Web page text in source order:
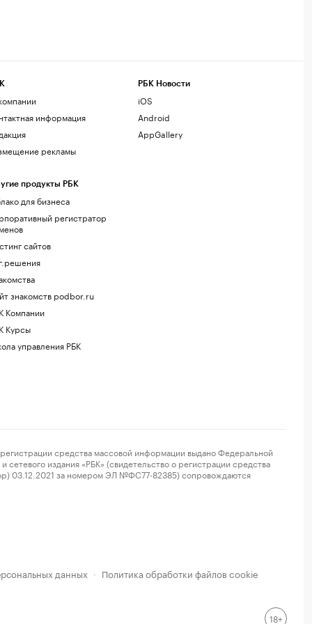
информация
рекламы
продукты РБК
для бизнеса
регистратор
сайтов
знакомств podbor.ru
Компании
Курсы
управления РБК
РБК Новости
iOS
Android
AppGallery
средства массовой информации выдано Федеральной
издания «РБК» (свидетельство о регистрации средства
03.12.2021 за номером ЭЛ №ФС77-82385) сопровождаются
данных · Политика обработки файлов cookie
18+